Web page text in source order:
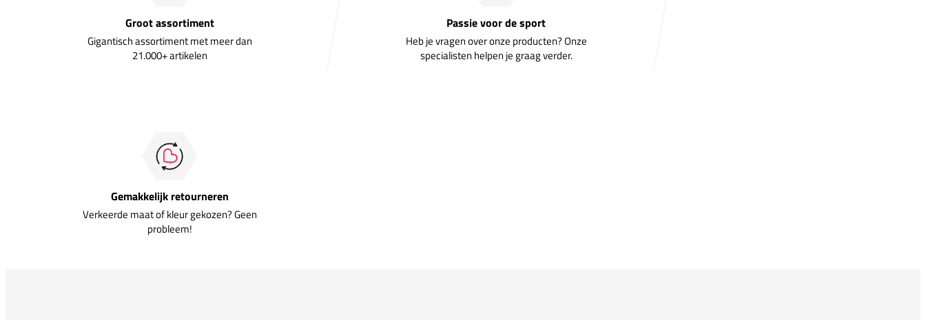
Groot assortiment
Gigantisch assortiment met meer dan
21.000+ artikelen
Passie voor de sport
Heb je vragen over onze producten? Onze
specialisten helpen je graag verder.
Gemakkelijk retourneren
Verkeerde maat of kleur gekozen? Geen
probleem!